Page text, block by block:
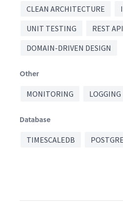
CLEAN ARCHITECTURE
UNIT TESTING
REST API
DOMAIN-DRIVEN DESIGN
Other
MONITORING LOGGING
Database
TIMESCALEDB